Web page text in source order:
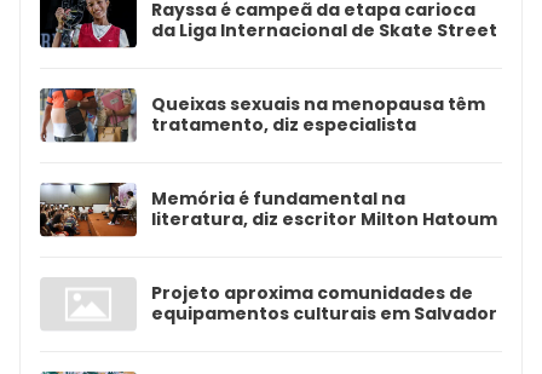
Rayssa é campeã da etapa carioca
da Liga Internacional de Skate Street
Queixas sexuais na menopausa têm
tratamento, diz especialista
Memória é fundamental na
literatura, diz escritor Milton Hatoum
Projeto aproxima comunidades de
equipamentos culturais em Salvador